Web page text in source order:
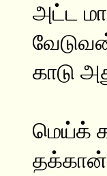
அட்ட
காடு
மெய்க்